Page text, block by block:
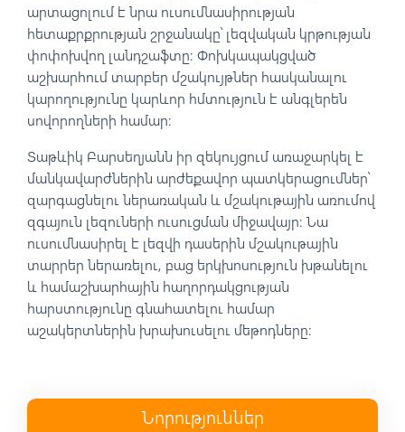
արտացոլում է նրա ուսումնասիրության
հետաքրքրության շրջանակը՝ լեզվական կրթության
փոփոխվող լանդշաֆտը: Փոխկապակցված
աշխարհում տարբեր մշակույթներ հասկանալու
կարողությունը կարևոր հմտություն է անգլերեն
սովորողների համար:
Տաթևիկ Բարսեղյանն իր զեկույցում առաջարկել է
մանկավարժներին արժեքավոր պատկերացումներ՝
զարգացնելու ներառական և մշակութային առումով
զգայուն լեզուների ուսուցման միջավայր: Նա
ուսումնասիրել է լեզվի դասերին մշակութային
տարրեր ներառելու, բաց երկխոսություն խթանելու
և համաշխարհային հաղորդակցության
հարստությունը գնահատելու համար
աշակերտներին խրախուսելու մեթոդները:
Նորություններ